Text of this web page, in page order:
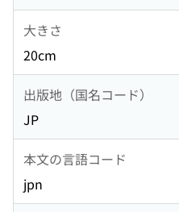
大きさ
20cm
出版地（国名コード）
JP
本文の言語コード
jpn